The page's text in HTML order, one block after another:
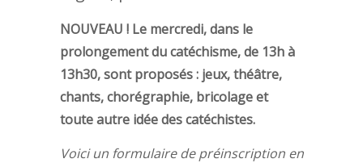
NOUVEAU ! Le mercredi, dans le
prolongement du catéchisme, de 13h à
13h30, sont proposés : jeux, théâtre,
chants, chorégraphie, bricolage et
toute autre idée des catéchistes.
Voici un formulaire de préinscription en